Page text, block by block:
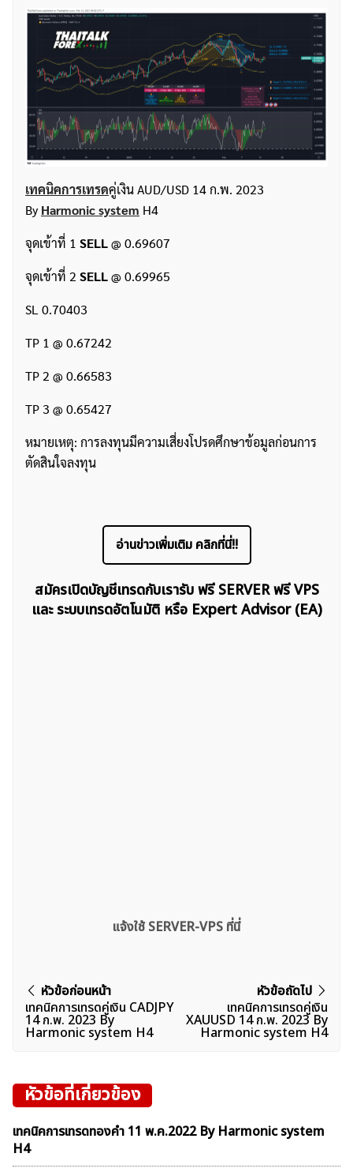
ค้นหา
สำหรับ:
เทคนิคการเทรดคู่เงิน AUD/USD 14 ก.พ. 2023
By Harmonic system H4
จุดเข้าที่ 1 SELL@ 0.69607
จุดเข้าที่ 2 SELL@ 0.69965
SL 0.70403
TP 1 @ 0.67242
TP 2 @ 0.66583
TP 3 @ 0.65427
หมายเหตุ: การลงทุนมีความเสี่ยงโปรดศึกษาข้อมูลก่อนการ
ตัดสินใจลงทุน
อ่านข่าวเพิ่มเติม คลิกที่นี่!!
สมัครเปิดบัญชีเทรดกับเรารับ ฟรี SERVER ฟรี VPS
และ ระบบเทรดอัตโนมัติ หรือ Expert Advisor (EA)
แจ้งใช้ SERVER-VPS ที่นี่
แนะแนว
เรื่อง
หัวข้อก่อนหน้า
เทคนิคการเทรดคู่เงิน CADJPY
14 ก.พ. 2023 By
Harmonic system H4
หัวข้อถัดไป
เทคนิคการเทรดคู่เงิน
XAUUSD 14 ก.พ. 2023 By
Harmonic system H4
หัวข้อที่เกี่ยวข้อง
เทคนิคการเทรดทองคำ 11 พ.ค.2022 By Harmonic system
H4